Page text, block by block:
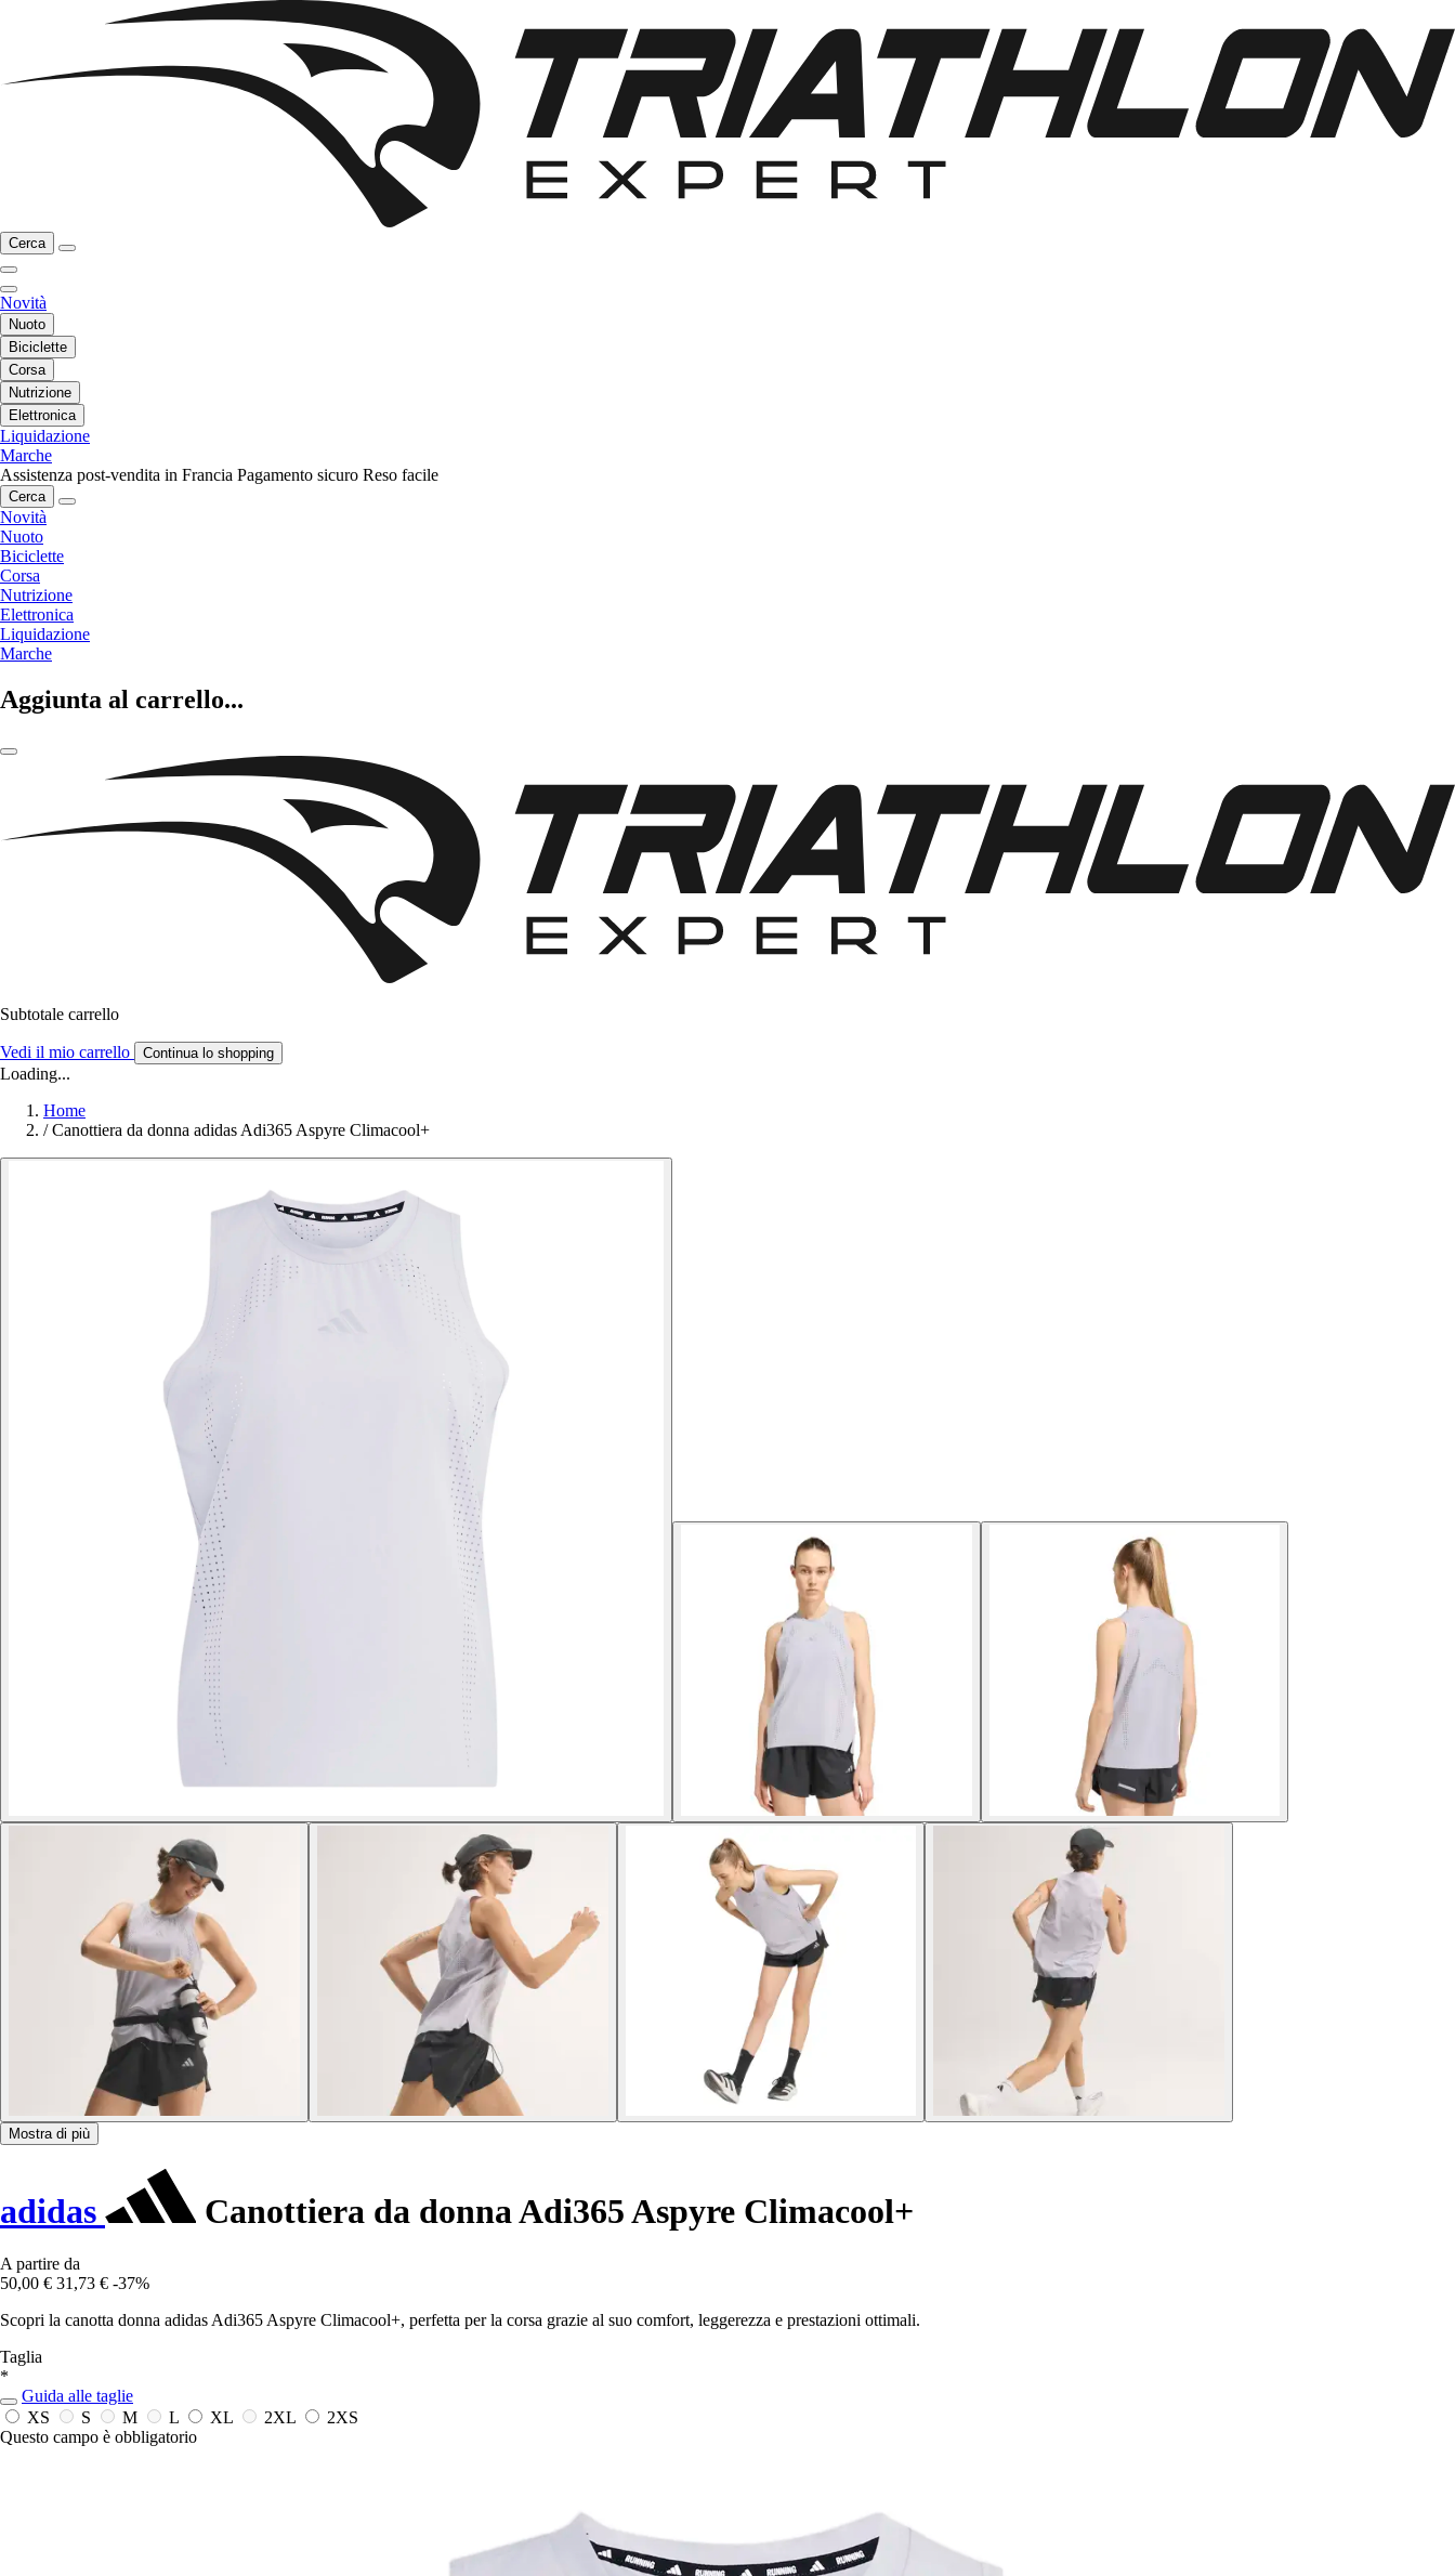
Cerca
Novità
Nuoto
Biciclette
Corsa
Nutrizione
Elettronica
Liquidazione
Marche
Assistenza post-vendita in Francia Pagamento sicuro Reso facile
Cerca
Novità
Nuoto
Biciclette
Corsa
Nutrizione
Elettronica
Liquidazione
Marche
Aggiunta al carrello...
Subtotale carrello
Vedi il mio carrello Continua lo shopping
Loading...
Home
/ Canottiera da donna adidas Adi365 Aspyre Climacool+
Mostra di più
adidas Canottiera da donna Adi365 Aspyre Climacool+
A partire da
50,00 € 31,73 € -37%
Scopri la canotta donna adidas Adi365 Aspyre Climacool+, perfetta per la corsa grazie al suo comfort, leggerezza e prestazioni ottimali.
Taglia
*
Guida alle taglie
XS
S M L XL 2XL
2XS
Questo campo è obbligatorio